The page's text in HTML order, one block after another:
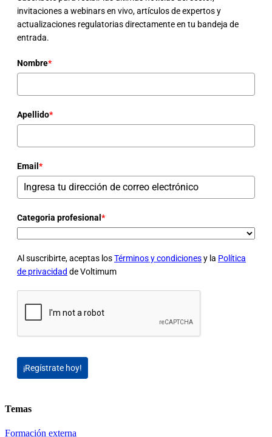
invitaciones a webinars en vivo, artículos de expertos y
actualizaciones regulatorias directamente en tu bandeja de
entrada.
Nombre*
Apellido*
Email *
Categoria profesional *
Al suscribirte, aceptas losTérminos y condicionesy la Política
de privacidad de Voltimum
¡Regístrate hoy!
Temas
Formación externa